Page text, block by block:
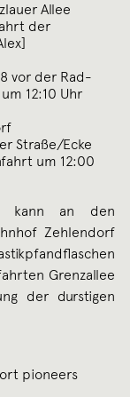
Allee
der
vor der Rad-
12:10 Uhr
Straße/Ecke
um 12:00
kann an den
Zehlendorf
Grenzallee
der durstigen
pioneers